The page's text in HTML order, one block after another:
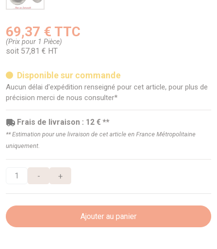
69,37 € TTC
(Prix pour 1 Pièce)
soit 57,81 € HT
Disponible sur commande
Aucun délai d'expédition renseigné pour cet article, pour plus de
précision merci de nous consulter*
Frais de livraison : 12 € **
** Estimation pour une livraison de cet article en France Métropolitaine
uniquement.
- +
Ajouter au panier